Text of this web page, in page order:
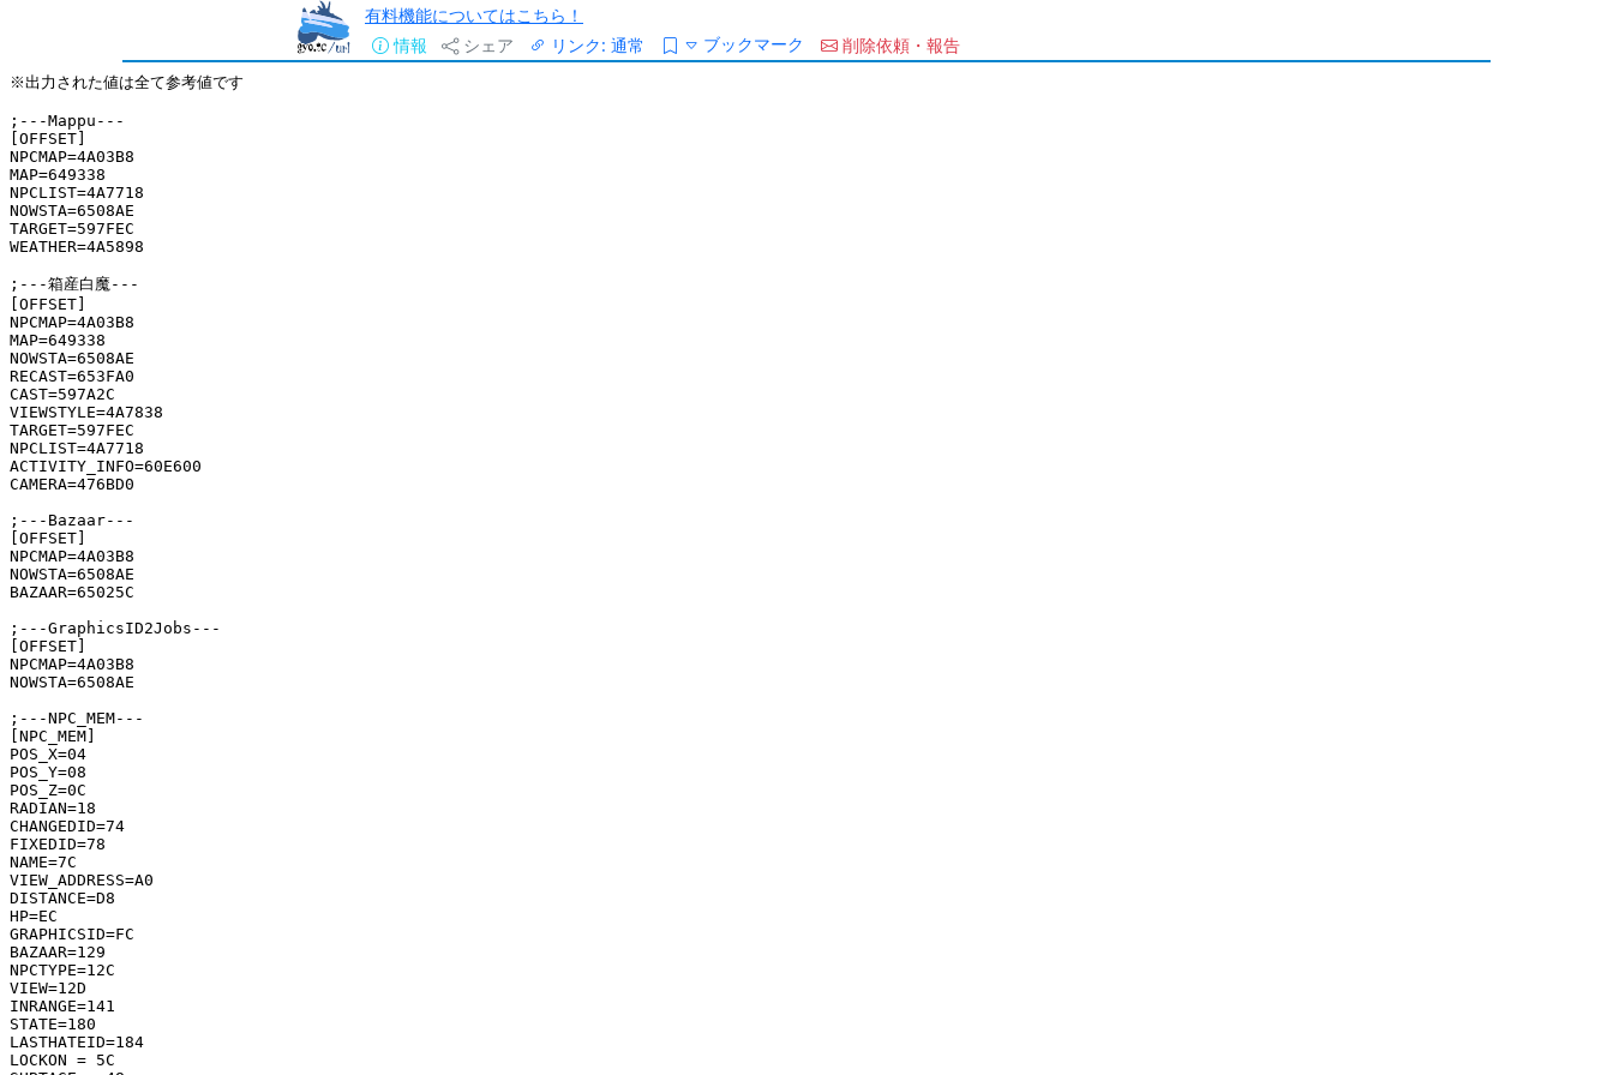
有料機能についてはこちら！
情報
シェア リンク: 通常 ブックマーク 削除依頼・報告